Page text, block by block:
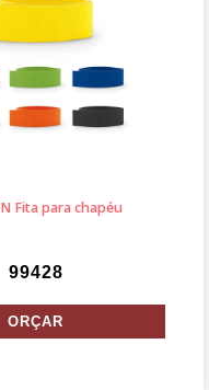
Fita para chapéu
99428